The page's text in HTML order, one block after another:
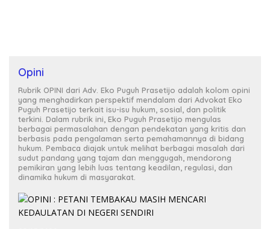
Opini
Rubrik OPINI dari Adv. Eko Puguh Prasetijo adalah kolom opini
yang menghadirkan perspektif mendalam dari Advokat Eko
Puguh Prasetijo terkait isu-isu hukum, sosial, dan politik
terkini. Dalam rubrik ini, Eko Puguh Prasetijo mengulas
berbagai permasalahan dengan pendekatan yang kritis dan
berbasis pada pengalaman serta pemahamannya di bidang
hukum. Pembaca diajak untuk melihat berbagai masalah dari
sudut pandang yang tajam dan menggugah, mendorong
pemikiran yang lebih luas tentang keadilan, regulasi, dan
dinamika hukum di masyarakat.